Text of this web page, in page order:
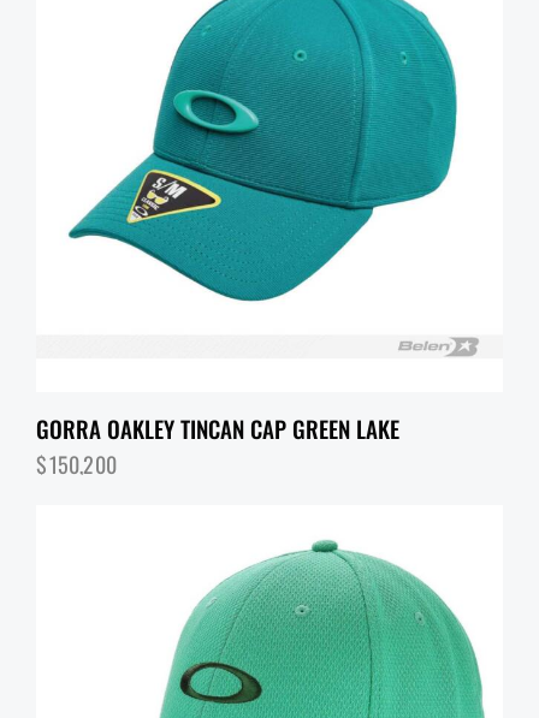
GORRA OAKLEY TINCAN CAP GREEN LAKE
$150,200